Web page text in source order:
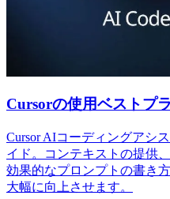
Cursorの使用ベストプ
Cursor AIコーディングアシ
イド。コンテキストの提供
効果的なプロンプトの書き
大幅に向上させます。